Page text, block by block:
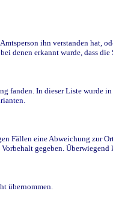
ihn verstanden hat,
denen erkannt wurde, dass
In dieser Liste wurde
Fällen eine Abweichung zur
gegeben.
übernommen.